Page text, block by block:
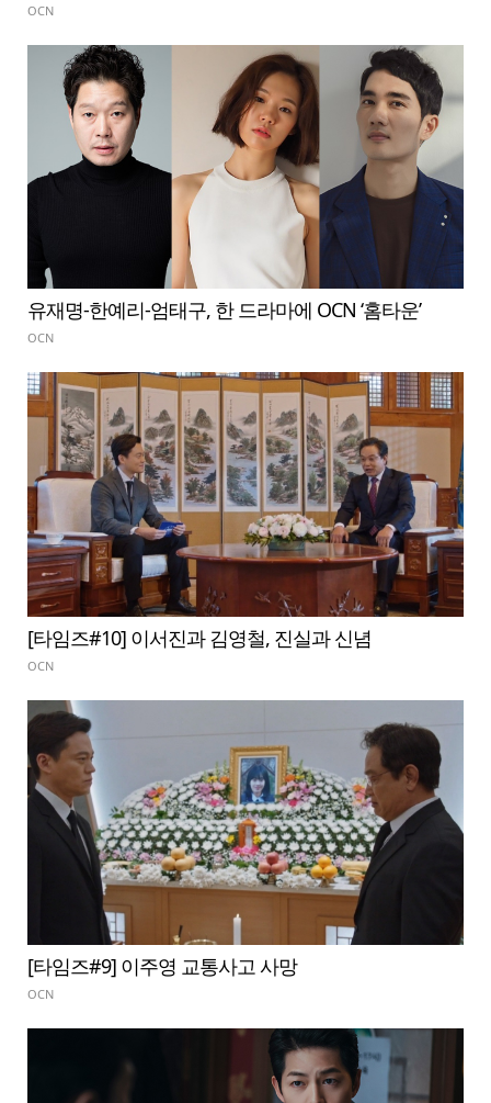
OCN
유재명-한예리-엄태구, 한 드라마에 OCN ‘홈타운’
OCN
[타임즈#10] 이서진과 김영철, 진실과 신념
OCN
[타임즈#9] 이주영 교통사고 사망
OCN